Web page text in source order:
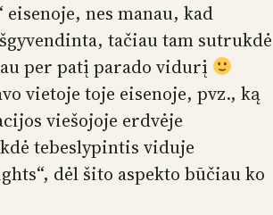
nes manau, kad
tačiau tam sutrukdė
per patį parado vidurį
vietoje toje eisenoje, pvz., ką
viešojoje erdvėje
tebeslypintis viduje
dėl šito aspekto būčiau ko